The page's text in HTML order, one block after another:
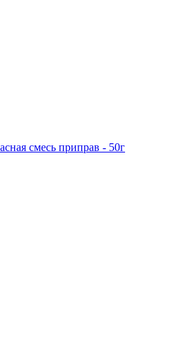
смесь приправ - 50г